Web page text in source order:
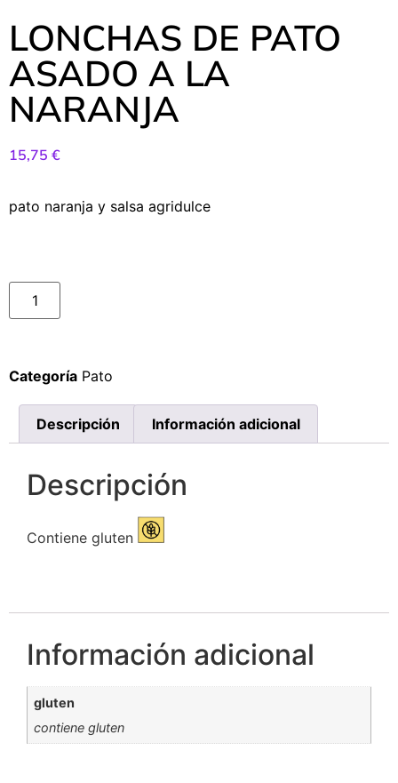
LONCHAS DE PATO
ASADO A LA
NARANJA
15,75 €
pato naranja y salsa agridulce
Categoría Pato
Descripción Información adicional
Descripción
Contiene gluten
Información adicional
gluten
contiene gluten